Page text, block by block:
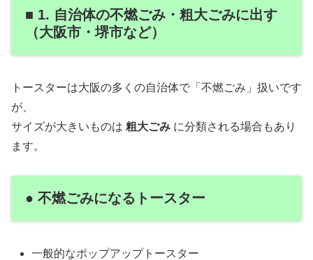
■ 1. 自治体の不燃ごみ・粗大ごみに出す
（大阪市・堺市など）
トースターは大阪の多くの自治体で「不燃ごみ」扱いです
が、
サイズが大きいものは 粗大ごみ に分類される場合もあり
ます。
● 不燃ごみになるトースター
一般的なポップアップトースター